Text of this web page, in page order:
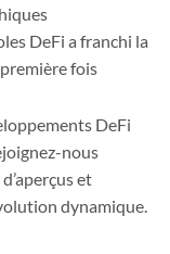
DeFi a franchi la
fois
DeFi
nous
et
dynamique.